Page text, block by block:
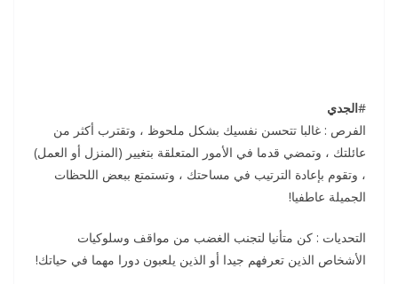
#الجدي
الفرص : غالبا تتحسن نفسيك بشكل ملحوظ ، وتقترب أكثر من
عائلتك ، وتمضي قدما في الأمور المتعلقة بتغيير (المنزل أو العمل)
، وتقوم بإعادة الترتيب في مساحتك ، وتستمتع ببعض اللحظات
الجميلة عاطفيا!
التحديات : كن متأنيا لتجنب الغضب من مواقف وسلوكيات
الأشخاص الذين تعرفهم جيدا أو الذين يلعبون دورا مهما في حياتك!